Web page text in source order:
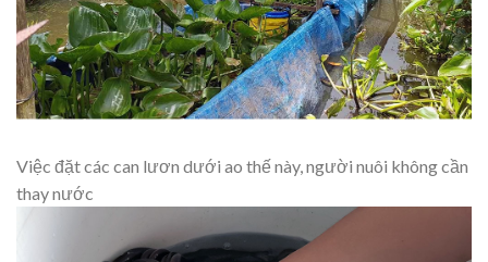
Việc đặt các can lươn dưới ao thế này, người nuôi không cần
thay nước